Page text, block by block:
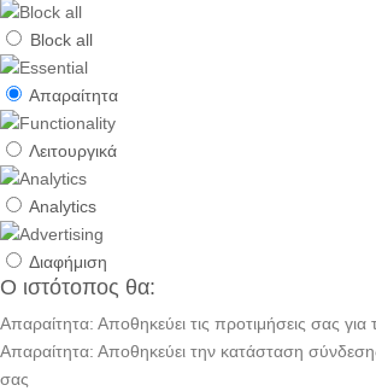
Block all
Απαραίτητα
Λειτουργικά
Analytics
Διαφήμιση
Ο ιστότοπος θα:
Απαραίτητα: Αποθηκεύει τις προτιμήσεις σας
Απαραίτητα: Αποθηκεύει την κατάσταση
σας